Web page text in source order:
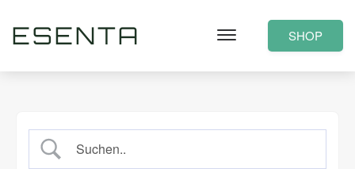
ESENTA SHOP